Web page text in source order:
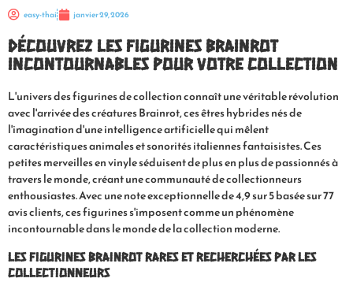
easy-thai janvier 29, 2026
Découvrez les figurines Brainrot
incontournables pour votre collection
L'univers des figurines de collection connaît une véritable révolution
avec l'arrivée des créatures Brainrot, ces êtres hybrides nés de
l'imagination d'une intelligence artificielle qui mêlent
caractéristiques animales et sonorités italiennes fantaisistes. Ces
petites merveilles en vinyle séduisent de plus en plus de passionnés à
travers le monde, créant une communauté de collectionneurs
enthousiastes. Avec une note exceptionnelle de 4,9 sur 5 basée sur 77
avis clients, ces figurines s'imposent comme un phénomène
incontournable dans le monde de la collection moderne.
Les figurines Brainrot rares et recherchées par les
collectionneurs